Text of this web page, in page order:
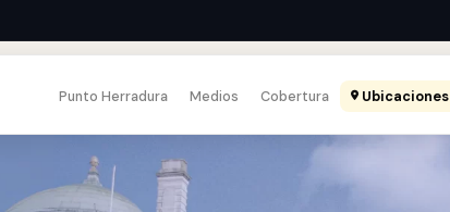
Punto Herradura Medios Cobertura Ubicaciones